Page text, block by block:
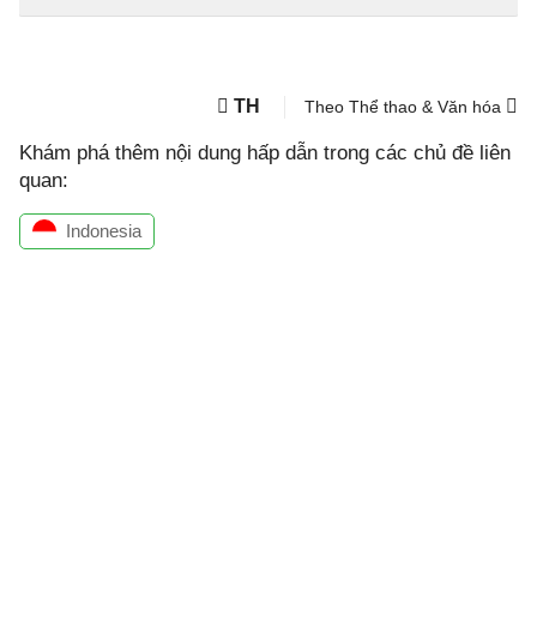
TH Theo Thể thao & Văn hóa
Khám phá thêm nội dung hấp dẫn trong các chủ đề liên
quan:
Indonesia